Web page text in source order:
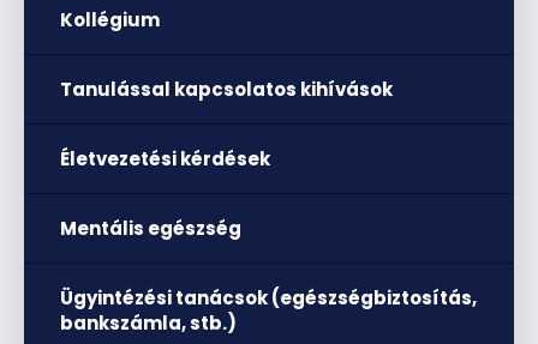
Kollégium
Tanulással kapcsolatos kihívások
Életvezetési kérdések
Mentális egészség
Ügyintézési tanácsok (egészségbiztosítás,
bankszámla, stb.)